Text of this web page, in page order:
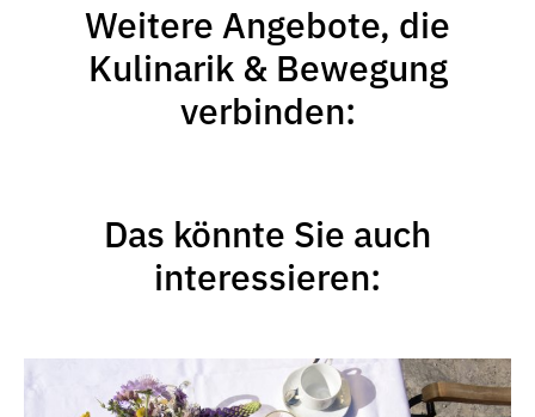
Weitere Angebote, die
Kulinarik & Bewegung
verbinden:
Das könnte Sie auch
interessieren: